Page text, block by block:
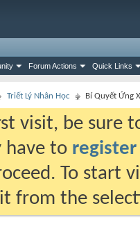
Forum Actions Quick Links
Triết Lý Nhân Học Bí Quyết Ứng
visit, be sure
have to register
To start
from the